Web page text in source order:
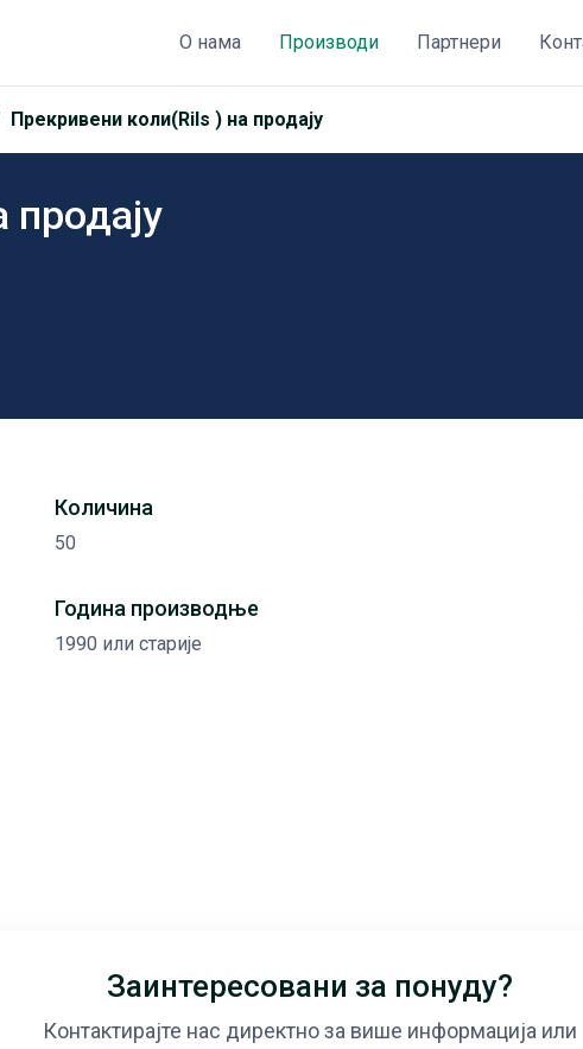
О нама Производи Партнери
Прекривени коли(Rils ) на продају
Количина
50
Година производње
1990 или старије
Заинтересовани за понуду?
Контактирајте нас директно за више информација или